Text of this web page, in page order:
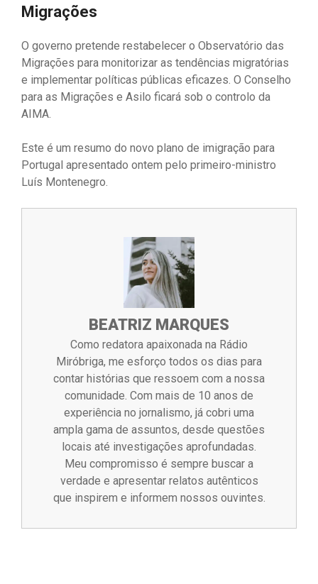
Migrações
O governo pretende restabelecer o Observatório das
Migrações para monitorizar as tendências migratórias
e implementar políticas públicas eficazes. O Conselho
para as Migrações e Asilo ficará sob o controlo da
AIMA.
Este é um resumo do novo plano de imigração para
Portugal apresentado ontem pelo primeiro-ministro
Luís Montenegro.
BEATRIZ MARQUES
Como redatora apaixonada na Rádio
Miróbriga, me esforço todos os dias para
contar histórias que ressoem com a nossa
comunidade. Com mais de 10 anos de
experiência no jornalismo, já cobri uma
ampla gama de assuntos, desde questões
locais até investigações aprofundadas.
Meu compromisso é sempre buscar a
verdade e apresentar relatos autênticos
que inspirem e informem nossos ouvintes.